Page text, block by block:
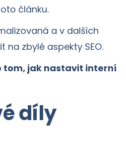
článku.
a v dalších
na zbylé aspekty SEO.
tom, jak nastavit interní
díly